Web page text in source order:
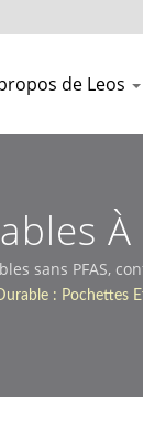
de Leos
sans PFAS,
: Pochettes